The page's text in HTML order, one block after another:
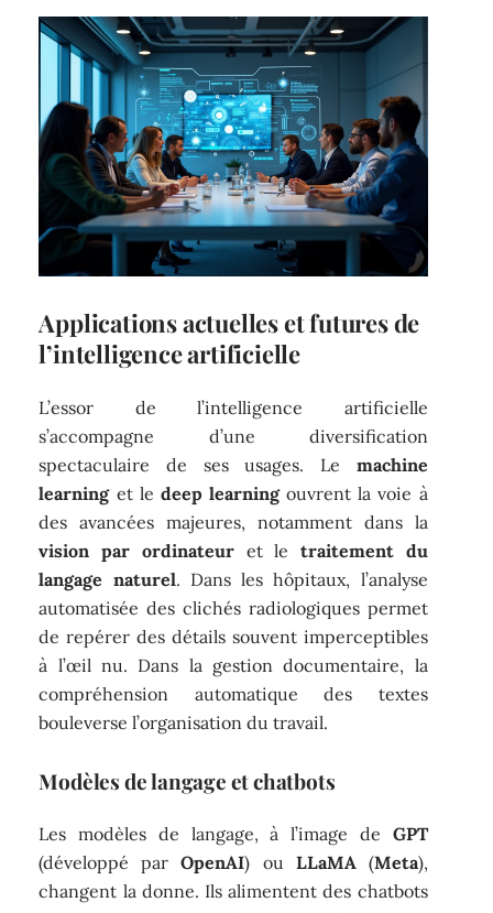
Applications actuelles et futures de
l’intelligence artificielle
L’essor de l’intelligence artificielle
s’accompagne d’une diversification
spectaculaire de ses usages. Le machine
learninget le deep learningouvrent la voie à
des avancées majeures, notamment dans la
vision par ordinateuret le traitement du
langage naturel. Dans les hôpitaux, l’analyse
automatisée des clichés radiologiques permet
de repérer des détails souvent imperceptibles
à l’œil nu. Dans la gestion documentaire, la
compréhension automatique des textes
bouleverse l’organisation du travail.
Modèles de langage et chatbots
Les modèles de langage, à l’image de GPT
(développé parOpenAI) ou LLaMA(Meta),
changent la donne. Ils alimentent des chatbots